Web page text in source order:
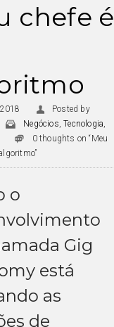
chefe é
Posted by
Negócios ,Tecnologia
0 thoughts on “Meu
o
Gig
está
as
de